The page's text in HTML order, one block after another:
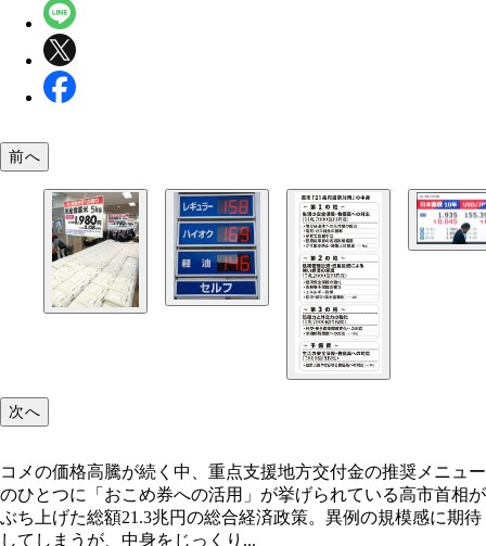
現在、1L当たり25.1円かかっているガソリン税だが
財政悪化の懸念が広がり、10年物国債の金利は2％
で急上昇。18年ぶりの高水準となった
前へ
次へ
コメの価格高騰が続く中、重点支援地方交付金の推奨メニュー
のひとつに「おこめ券への活用」が挙げられている高市首相が
ぶち上げた総額21.3兆円の総合経済政策。異例の規模感に期待
してしまうが、中身をじっくり...